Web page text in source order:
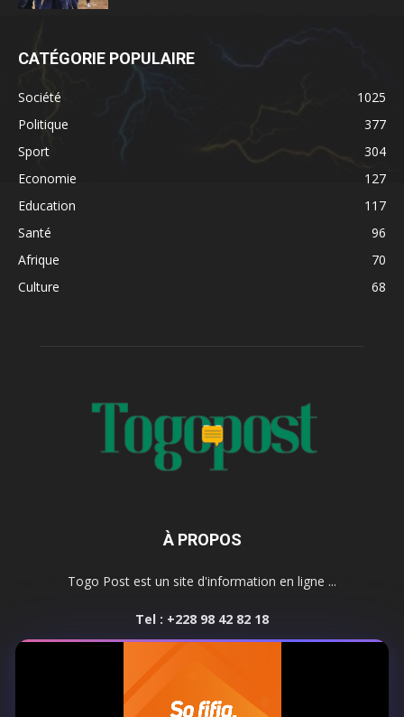
CATÉGORIE POPULAIRE
Société
1025
Politique
377
Sport
304
Economie
127
Education
117
Santé
96
Afrique
70
Culture
68
À PROPOS
Togo Post est un site d'information en ligne ...
Tel : +228 98 42 82 18